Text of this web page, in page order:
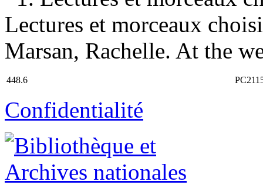
Lectures et morceaux
Marsan, Rachelle. At the
448.6
Confidentialité